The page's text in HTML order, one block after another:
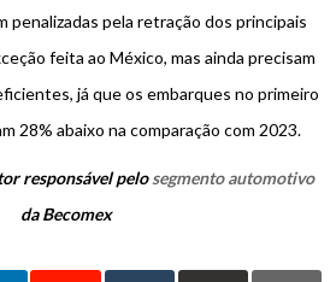
penalizadas pela retração dos principais
feita ao México, mas ainda precisam
já que os embarques no primeiro
28% abaixo na comparação com 2023.
responsável pelosegmento automotivo
da Becomex